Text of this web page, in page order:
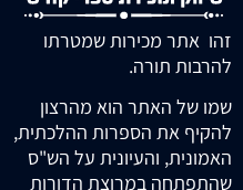
זהו אתר מכירות שמטרתו
להרבות תורה.
שמו של האתר הוא מהרצון
להקיף את הספרות ההלכתית,
האמונית, והעיונית על הש"ס
שהתפתחה במרוצת הדורות